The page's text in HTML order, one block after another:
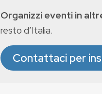
Organizzi eventi in
resto d’Italia.
Contattaci per